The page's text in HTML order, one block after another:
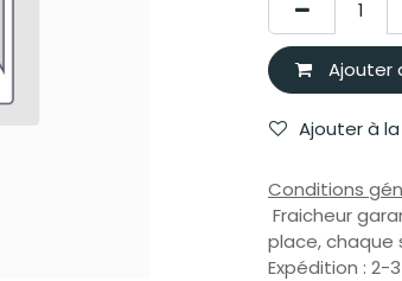
Ajouter
Ajouter à
Conditions
Fraicheur
place, chaque
Expédition : 2-